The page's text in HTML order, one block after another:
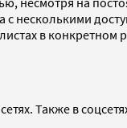
несколькими
в
Также в